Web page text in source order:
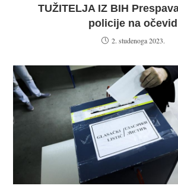
TUŽITELJA IZ BIH
policije na očevid
2. studenoga 2023.